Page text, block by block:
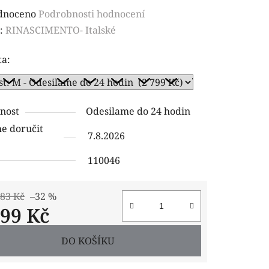
Podrobnosti hodnocení
RINASCIMENTO- Italské
Odesilame do 24 hodin
doručit
7.8.2026
110046
Kč –32 %
Kč
DO KOŠÍKU